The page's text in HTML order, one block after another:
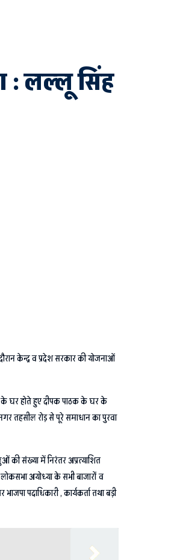
: लल्लू सिंह
केन्द्र व प्रदेश सरकार की योजनाओं
के घर होते हुए दीपक पाठक के घर के
तहसील रोड़ से पूरे समाधान का पुरवा
की संख्या में निरंतर अप्रत्याशित
अयोध्या के सभी बाजारों व
पदाधिकारी , कार्यकर्ता तथा बड़ी